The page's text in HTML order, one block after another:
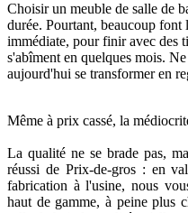
Choisir un meuble de salle de
durée. Pourtant, beaucoup
immédiate, pour finir avec des
s'abîment en quelques mois.
aujourd'hui se transformer en
Même à prix cassé, la
La qualité ne se brade pas,
réussi de Prix-de-gros : en
fabrication à l'usine, nous
haut de gamme, à peine plus